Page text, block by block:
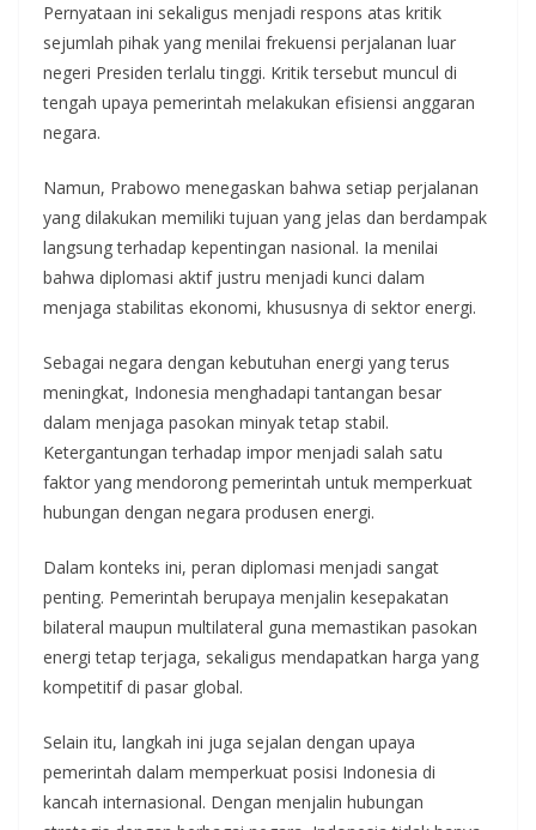
Pernyataan ini sekaligus menjadi respons atas kritik
sejumlah pihak yang menilai frekuensi perjalanan luar
negeri Presiden terlalu tinggi. Kritik tersebut muncul di
tengah upaya pemerintah melakukan efisiensi anggaran
negara.
Namun, Prabowo menegaskan bahwa setiap perjalanan
yang dilakukan memiliki tujuan yang jelas dan berdampak
langsung terhadap kepentingan nasional. Ia menilai
bahwa diplomasi aktif justru menjadi kunci dalam
menjaga stabilitas ekonomi, khususnya di sektor energi.
Sebagai negara dengan kebutuhan energi yang terus
meningkat, Indonesia menghadapi tantangan besar
dalam menjaga pasokan minyak tetap stabil.
Ketergantungan terhadap impor menjadi salah satu
faktor yang mendorong pemerintah untuk memperkuat
hubungan dengan negara produsen energi.
Dalam konteks ini, peran diplomasi menjadi sangat
penting. Pemerintah berupaya menjalin kesepakatan
bilateral maupun multilateral guna memastikan pasokan
energi tetap terjaga, sekaligus mendapatkan harga yang
kompetitif di pasar global.
Selain itu, langkah ini juga sejalan dengan upaya
pemerintah dalam memperkuat posisi Indonesia di
kancah internasional. Dengan menjalin hubungan